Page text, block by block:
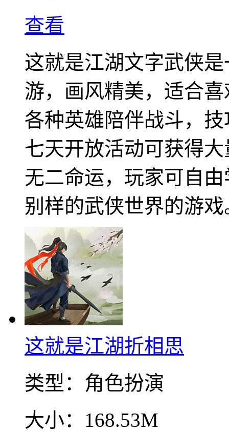
查看
这就是江湖文字武侠
游，画风精美，适合
各种英雄陪伴战斗，
七天开放活动可获得
无二命运，玩家可自
别样的武侠世界的游戏
这就是江湖折相思
类型： 角色扮演
大小： 168.53M